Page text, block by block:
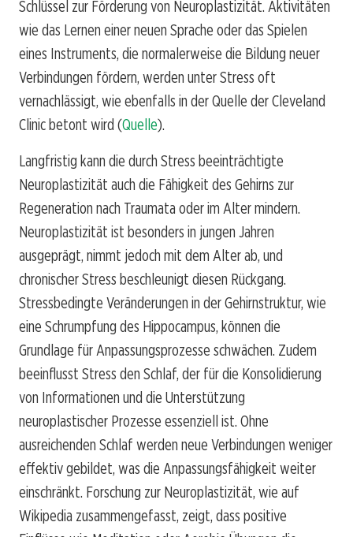
Schlüssel zur Förderung von Neuroplastizität. Aktivitäten
wie das Lernen einer neuen Sprache oder das Spielen
eines Instruments, die normalerweise die Bildung neuer
Verbindungen fördern, werden unter Stress oft
vernachlässigt, wie ebenfalls in der Quelle der Cleveland
Clinic betont wird (Quelle).
Langfristig kann die durch Stress beeinträchtigte
Neuroplastizität auch die Fähigkeit des Gehirns zur
Regeneration nach Traumata oder im Alter mindern.
Neuroplastizität ist besonders in jungen Jahren
ausgeprägt, nimmt jedoch mit dem Alter ab, und
chronischer Stress beschleunigt diesen Rückgang.
Stressbedingte Veränderungen in der Gehirnstruktur, wie
eine Schrumpfung des Hippocampus, können die
Grundlage für Anpassungsprozesse schwächen. Zudem
beeinflusst Stress den Schlaf, der für die Konsolidierung
von Informationen und die Unterstützung
neuroplastischer Prozesse essenziell ist. Ohne
ausreichenden Schlaf werden neue Verbindungen weniger
effektiv gebildet, was die Anpassungsfähigkeit weiter
einschränkt. Forschung zur Neuroplastizität, wie auf
Wikipedia zusammengefasst, zeigt, dass positive